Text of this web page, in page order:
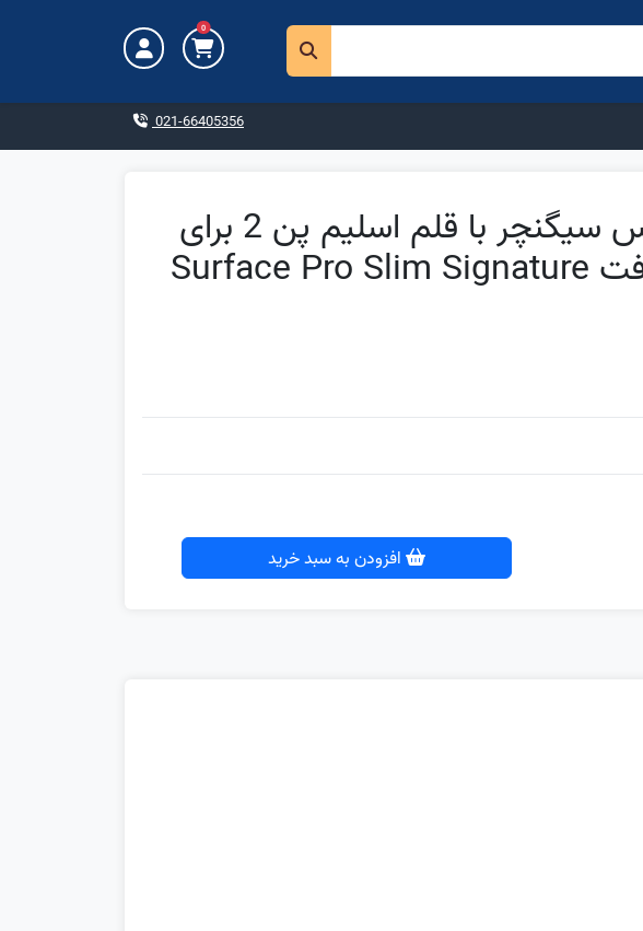
021-66405356
باندل کیبورد کوپایلت سرفیس سیگنچر با قلم اسلیم پن 2 برای
پرو 10 / 11 / 12 مایکروسافت Surface Pro Slim Signature
افزودن به سبد خرید